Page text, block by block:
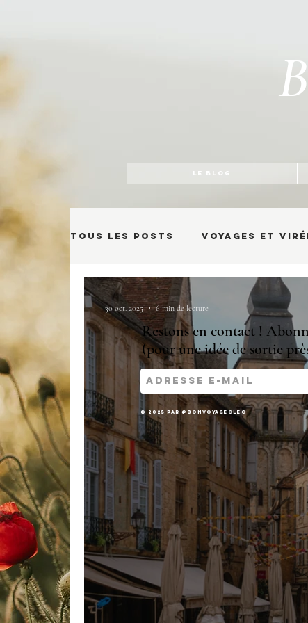
LE BLOG
Tous les posts Voyages et
30 oct. 2025 6 min de lecture
Restons en contact !
(pour une idée de sortie
© 2025 par @bonvoyagecleo